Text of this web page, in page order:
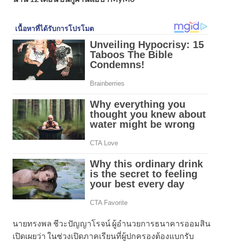
นายทรงพล ชีวะปัญญาโรจน์ ผู้อำนวยการธนาคารออมสิน
เปิดเผยว่า ในช่วงเปิดภาคเรียนที่ผู้ปกครองต้องแบกรับ